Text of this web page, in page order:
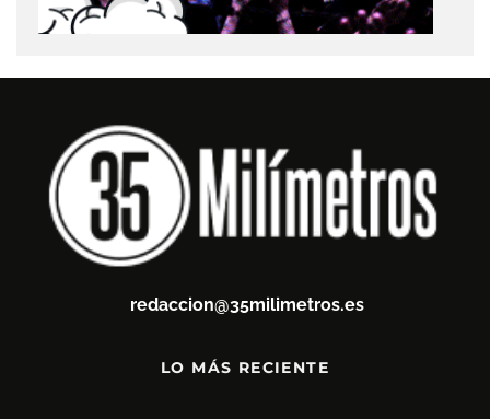
redaccion@35milimetros.es
LO MÁS RECIENTE